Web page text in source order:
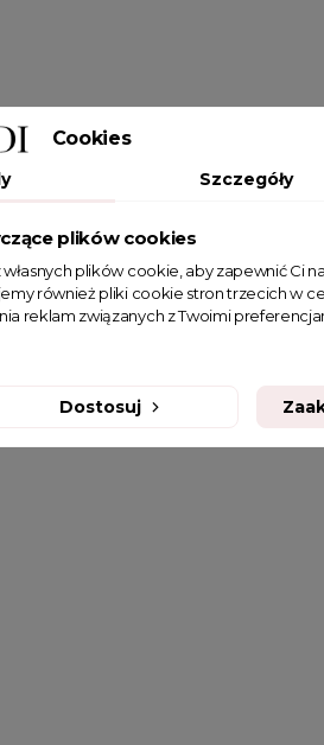
Cookies
Szczegóły
plików cookies
własnych plików cookie, aby zapewnić Ci
również pliki cookie stron trzecich w
reklam związanych z Twoimi
Dostosuj